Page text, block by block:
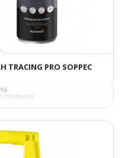
TRACING PRO SOPPEC
možností